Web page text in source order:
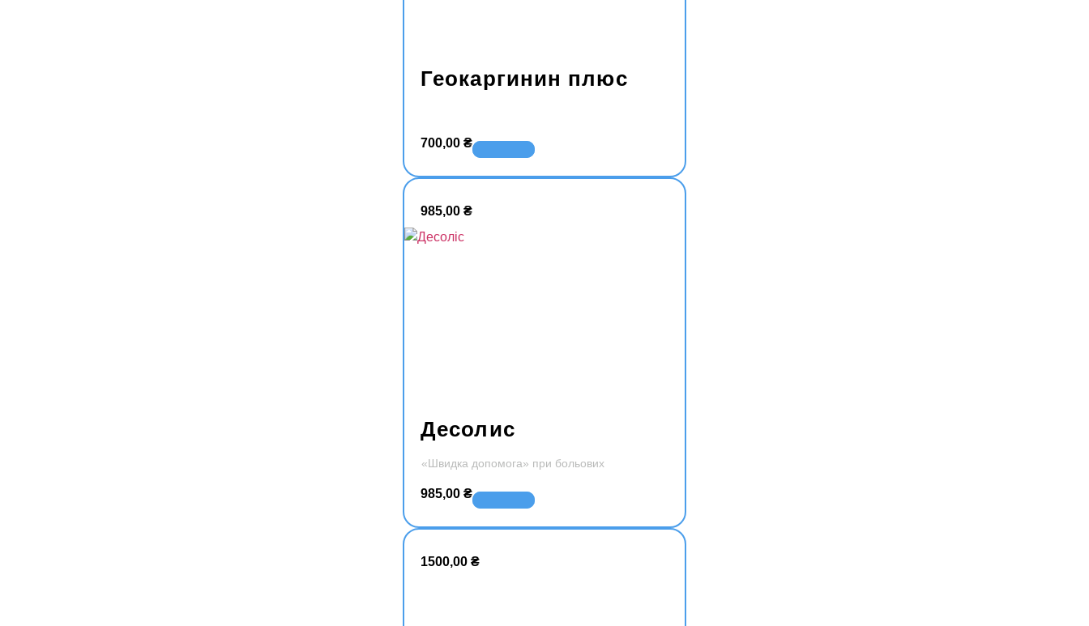
Геокаргинин плюс
700,00 ₴
985,00 ₴
Десолис
«Швидка допомога» при больових
985,00 ₴
1500,00 ₴